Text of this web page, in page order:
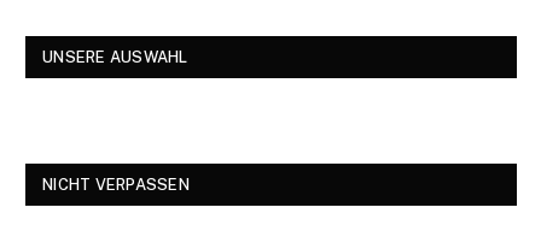
UNSERE AUSWAHL
NICHT VERPASSEN